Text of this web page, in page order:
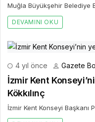
Muğla Büyükşehir Belediye
DEVAMINI OKU
4 yıl önce Gazete
İzmir Kent
Kökkılınç
İzmir Kent Konseyi Başkanı